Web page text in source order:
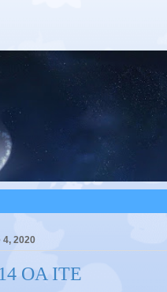
4, 2020
OA ITE